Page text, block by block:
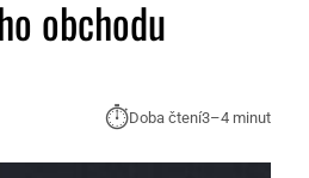
obchodu
⏱︎Doba čtení3–4 minut